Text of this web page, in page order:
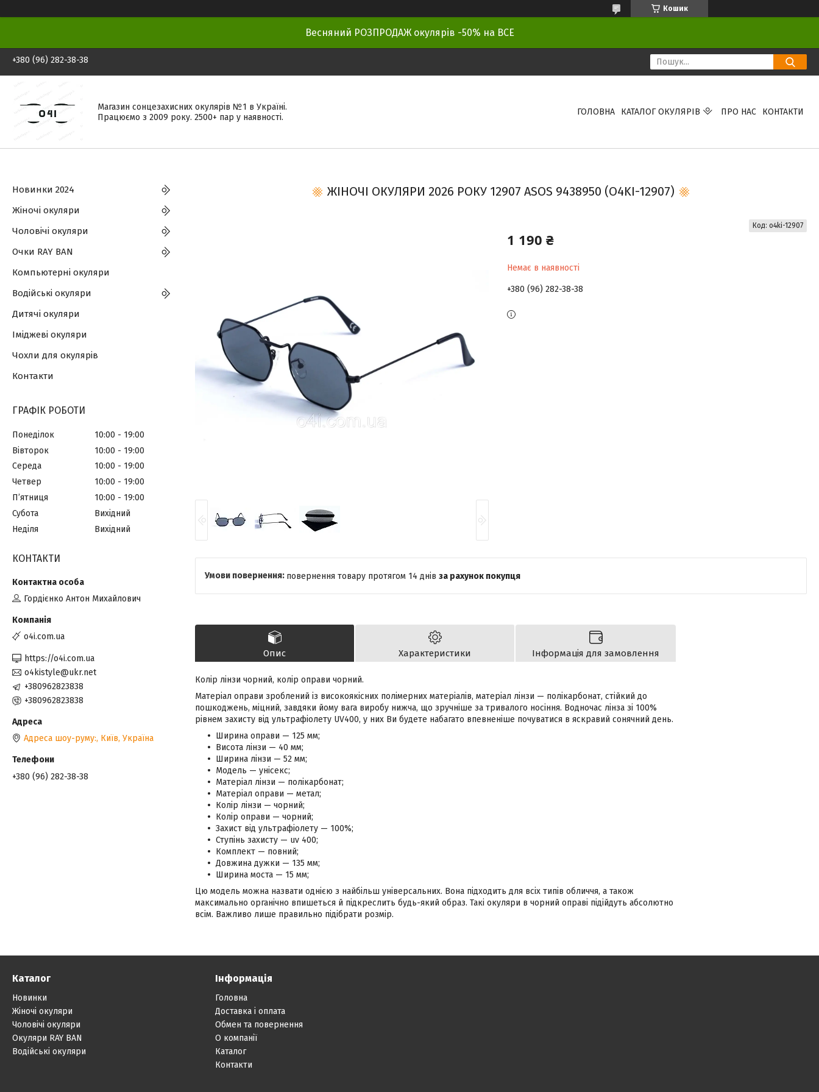
Кошик
Весняний РОЗПРОДАЖ окулярів -50% на ВСЕ
+380 (96) 282-38-38
Магазин сонцезахисних окулярів №1 в Україні.
Працюємо з 2009 року. 2500+ пар у наявності.
ГОЛОВНА КАТАЛОГ ОКУЛЯРІВ ПРО НАС КОНТАКТИ
ЖІНОЧІ ОКУЛЯРИ 2026 РОКУ 12907 АSOS 9438950 (O4KI-12907)
1 190 ₴
Немає в наявності
Код: o4ki-12907
+380 (96) 282-38-38
повернення товару протягом 14 днів за рахунок покупця
Опис Характеристики Інформація для замовлення
Колір лінзи чорний, колір оправи чорний.
Матеріал оправи зроблений із високоякісних полімерних матеріалів, матеріал лінзи — полікарбонат, стійкий до
пошкоджень, міцний, завдяки йому вага виробу нижча, що зручніше за тривалого носіння. Водночас лінза зі 100%
рівнем захисту від ультрафіолету UV400, у них Ви будете набагато впевненіше почуватися в яскравий сонячний день.
Ширина оправи — 125 мм;
Висота лінзи — 40 мм;
Ширина лінзи — 52 мм;
Модель — унісекс;
Матеріал лінзи — полікарбонат;
Матеріал оправи — метал;
Колір лінзи — чорний;
Колір оправи — чорний;
Захист від ультрафіолету — 100%;
Ступінь захисту — uv 400;
Комплект — повний;
Довжина дужки — 135 мм;
Ширина моста — 15 мм;
Цю модель можна назвати однією з найбільш універсальних. Вона підходить для всіх типів обличчя, а також
максимально органічно впишеться й підкреслить будь-який образ. Такі окуляри в чорний оправі підійдуть абсолютно
всім. Важливо лише правильно підібрати розмір.
Новинки 2024
Жіночі окуляри
Чоловічі окуляри
Очки RAY BAN
Компьютерні окуляри
Водійські окуляри
Дитячі окуляри
Іміджеві окуляри
Чохли для окулярів
Контакти
ГРАФІК РОБОТИ
Понеділок 10:00
19:00
Вівторок
10:00
19:00
Середа
10:00
19:00
Четвер
10:00
19:00
Пʼятниця
10:00
19:00
Субота
Вихідний
Неділя
Вихідний
КОНТАКТИ
Гордієнко Антон Михайлович
o4i.com.ua
https://o4i.com.ua
o4kistyle@ukr.net
+380962823838
+380962823838
Адреса шоу-руму:, Київ, Україна
+380 (96) 282-38-38
Каталог
Новинки
Жіночі окуляри
Чоловічі окуляри
Окуляри RAY BAN
Водійські окуляри
Інформація
Головна
Доставка і оплата
Обмен та повернення
О компанії
Каталог
Контакти